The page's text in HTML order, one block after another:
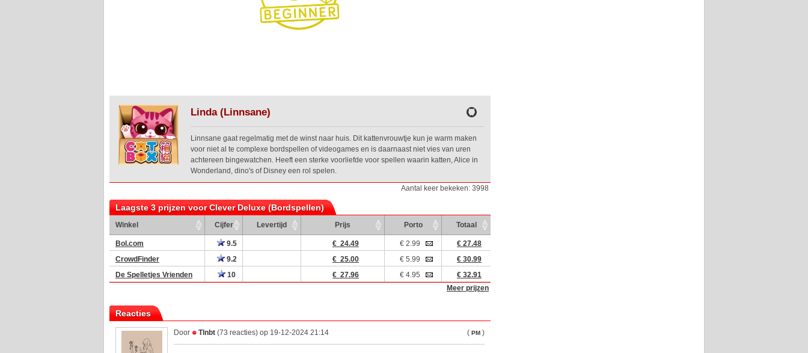
Linda (Linnsane)
Linnsane gaat regelmatig met de winst naar huis. Dit kattenvrouwtje kun je warm maken
voor niet al te complexe bordspellen of videogames en is daarnaast niet vies van uren
achtereen bingewatchen. Heeft een sterke voorliefde voor spellen waarin katten, Alice in
Wonderland, dino's of Disney een rol spelen.
Aantal keer bekeken: 3998
Laagste 3 prijzen voor Clever Deluxe (Bordspellen)
Winkel Cijfer Levertijd Prijs Porto Totaal
Bol.com 9.5 € 24.49 € 2.99
€ 27.48
CrowdFinder
9.2 € 25.00 € 5.99
€ 30.99
De Spelletjes Vrienden
10 € 27.96 € 4.95
€ 32.91
Meer prijzen
Reacties
Door Tlnbt (73 reacties) op 19-12-2024 21:14 ( PM )